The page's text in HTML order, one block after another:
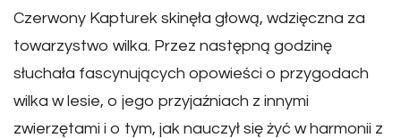
Czerwony Kapturek skinęła głową, wdzięczna za
towarzystwo wilka. Przez następną godzinę
słuchała fascynujących opowieści o przygodach
wilka w lesie, o jego przyjaźniach z innymi
zwierzętami i o tym, jak nauczył się żyć w harmonii z